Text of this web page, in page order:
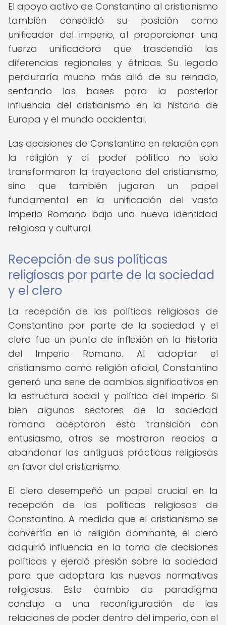
El apoyo activo de Constantino al cristianismo
también consolidó su posición como
unificador del imperio, al proporcionar una
fuerza unificadora que trascendía las
diferencias regionales y étnicas. Su legado
perduraría mucho más allá de su reinado,
sentando las bases para la posterior
influencia del cristianismo en la historia de
Europa y el mundo occidental.
Las decisiones de Constantino en relación con
la religión y el poder político no solo
transformaron la trayectoria del cristianismo,
sino que también jugaron un papel
fundamental en la unificación del vasto
Imperio Romano bajo una nueva identidad
religiosa y cultural.
Recepción de sus políticas
religiosas por parte de la sociedad
y el clero
La recepción de las políticas religiosas de
Constantino por parte de la sociedad y el
clero fue un punto de inflexión en la historia
del Imperio Romano. Al adoptar el
cristianismo como religión oficial, Constantino
generó una serie de cambios significativos en
la estructura social y política del imperio. Si
bien algunos sectores de la sociedad
romana aceptaron esta transición con
entusiasmo, otros se mostraron reacios a
abandonar las antiguas prácticas religiosas
en favor del cristianismo.
El clero desempeñó un papel crucial en la
recepción de las políticas religiosas de
Constantino. A medida que el cristianismo se
convertía en la religión dominante, el clero
adquirió influencia en la toma de decisiones
políticas y ejerció presión sobre la sociedad
para que adoptara las nuevas normativas
religiosas. Este cambio de paradigma
condujo a una reconfiguración de las
relaciones de poder dentro del imperio, con el